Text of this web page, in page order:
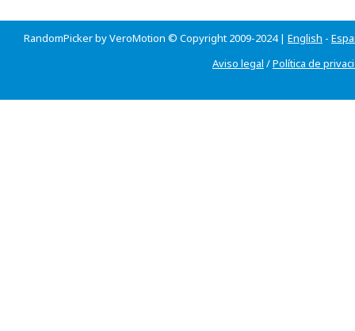
RandomPicker by VeroMotion © Copyright 2009-2024 | English -
Aviso legal /Política de